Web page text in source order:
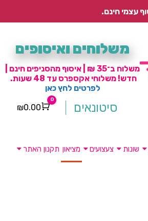
משלוחים ואיסופים
משלוח ב־35 ₪ | איסוף מהסניפים חינם |
חדש! משלוחי אקספרס עד 48 שעות.
לפרטים לחץ כאן
סיטונאים Cart
0
₪0.00
שונות צעצועים מציאון תקנון האתר